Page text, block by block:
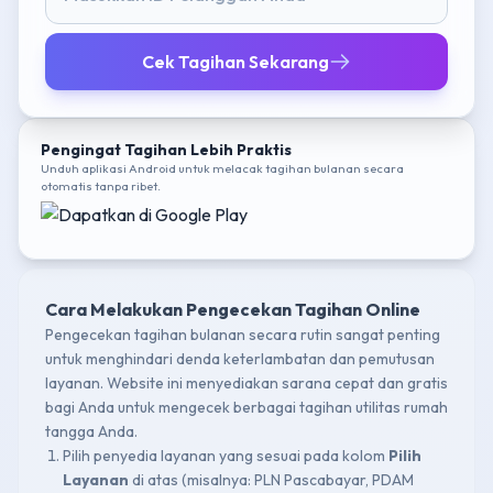
Cek Tagihan Sekarang
Pengingat Tagihan Lebih Praktis
Unduh aplikasi Android untuk melacak tagihan bulanan secara
otomatis tanpa ribet.
Cara Melakukan Pengecekan Tagihan Online
Pengecekan tagihan bulanan secara rutin sangat penting
untuk menghindari denda keterlambatan dan pemutusan
layanan. Website ini menyediakan sarana cepat dan gratis
bagi Anda untuk mengecek berbagai tagihan utilitas rumah
tangga Anda.
Pilih penyedia layanan yang sesuai pada kolom Pilih
Layanan di atas (misalnya: PLN Pascabayar, PDAM